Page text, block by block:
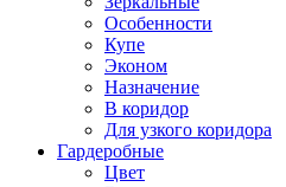
Особенности
Купе
Эконом
Назначение
В коридор
Для узкого коридора
Гардеробные
Цвет